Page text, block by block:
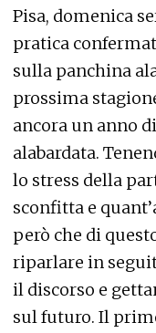
Pisa, domenica
pratica
sulla panchina
prossima
ancora un anno
alabardata.
lo stress della
sconfitta e
però che di
riparlare in
il discorso e
sul futuro. Il